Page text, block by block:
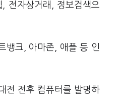
전자상거래, 정보검색으
뱅크, 아마존, 애플 등 인
전 전후 컴퓨터를 발명하